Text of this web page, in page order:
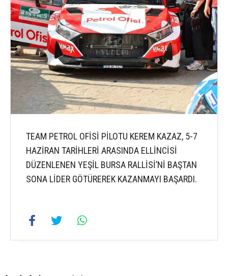
TEAM PETROL OFİSİ PİLOTU KEREM KAZAZ, 5-7
HAZİRAN TARİHLERİ ARASINDA ELLİNCİSİ
DÜZENLENEN YEŞİL BURSA RALLİSİ’Nİ BAŞTAN
SONA LİDER GÖTÜREREK KAZANMAYI BAŞARDI.